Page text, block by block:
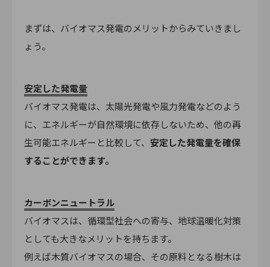
まずは、バイオマス発電のメリットからみていきまし
ょう。
安定した発電量
バイオマス発電は、太陽光発電や風力発電などのよう
に、エネルギーが自然環境に依存しないため、他の再
生可能エネルギーと比較して、 安定した発電量を確保
することができます。
カーボンニュートラル
バイオマスは、循環型社会への寄与、地球温暖化対策
としても大きなメリットを持ちます。
例えば木質バイオマスの場合、その原料となる樹木は